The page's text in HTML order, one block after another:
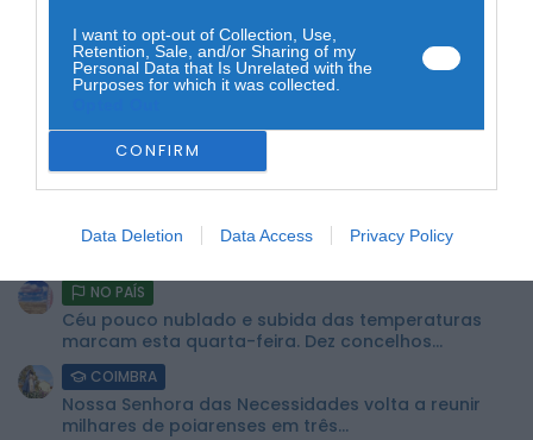
I want to opt-out of Collection, Use,
Retention, Sale, and/or Sharing of my
Personal Data that Is Unrelated with the
Purposes for which it was collected.
CONFIRM
Data Deletion Data Access Privacy Policy
O Sporting sucede ao Benfica, campeão em 2018/19 – o
campeonato de 2019/20 foi cancelado devido à pandemia
de covid-19, passando a somar 16 troféus, mais oito dos
Prisão preventiva para quatro arguidos em rede
NO PAÍS
Céu pouco nublado e subida das temperaturas
marcam esta quarta-feira. Dez concelhos...
COIMBRA
Nossa Senhora das Necessidades volta a reunir
milhares de poiarenses em três...